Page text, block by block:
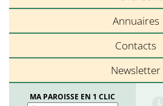
Annuaires
Contacts
Newsletter
MA PAROISSE EN 1 CLIC